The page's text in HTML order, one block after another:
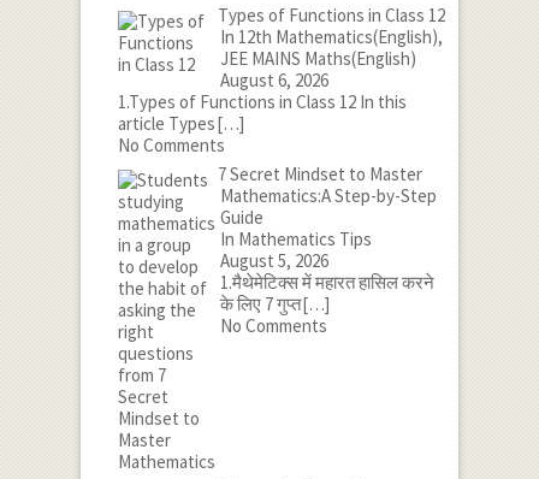
Types of Functions in Class 12
In 12th Mathematics(English),
JEE MAINS Maths(English)
August 6, 2026
1.Types of Functions in Class 12 In this
article Types[…]
No Comments
7 Secret Mindset to Master
Mathematics:A Step-by-Step
Guide
In Mathematics Tips
August 5, 2026
1.मैथेमेटिक्स में महारत हासिल करने
के लिए 7 गुप्त[…]
No Comments